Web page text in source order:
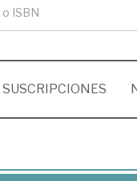
SUSCRIPCIONES